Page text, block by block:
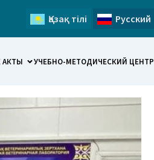
Қазақ тілі Русский
АКТЫ УЧЕБНО-МЕТОДИЧЕСКИЙ ЦЕНТР